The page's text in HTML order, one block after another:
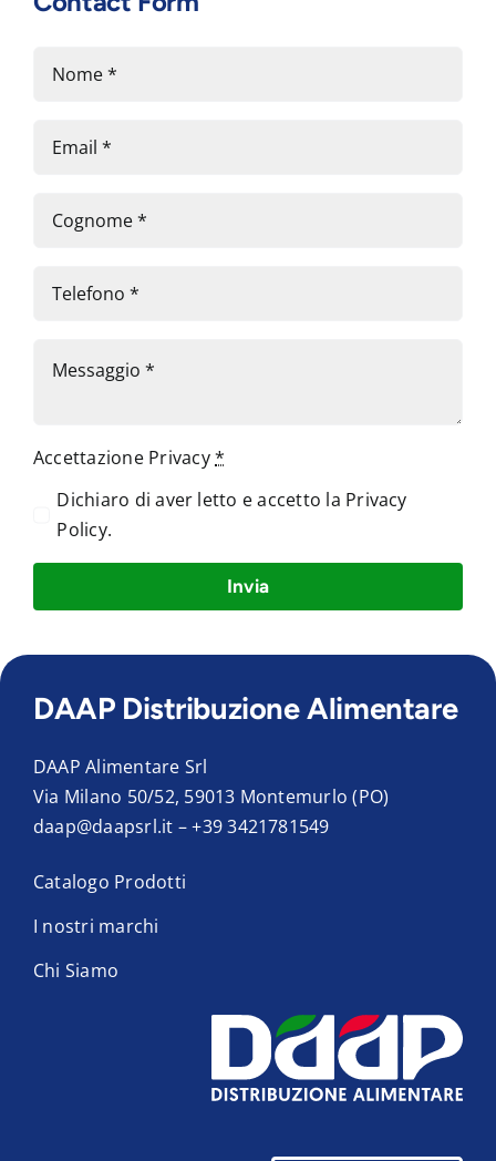
Accettazione Privacy*
Dichiaro di aver letto e accetto la Privacy
Policy.
Invia
DAAP Distribuzione Alimentare
DAAP Alimentare Srl
Via Milano 50/52, 59013 Montemurlo (PO)
daap@daapsrl.it –+39 3421781549
Catalogo Prodotti
I nostri marchi
Chi Siamo